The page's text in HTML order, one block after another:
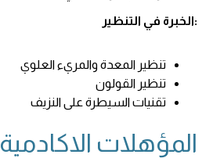
:الخبرة في التنظير
تنظير المعدة والمريء العلوي
تنظير القولون
تقنيات السيطرة على النزيف
المؤهلات الاكادمية